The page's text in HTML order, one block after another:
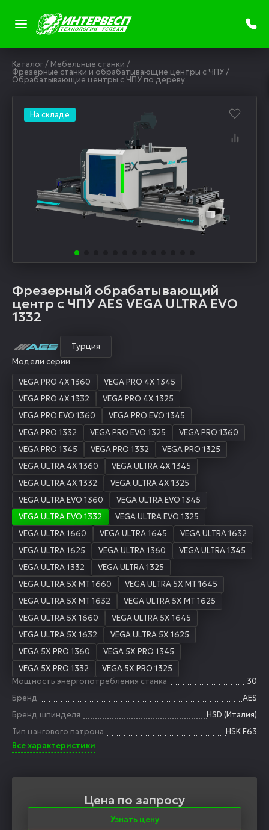
Каталог/ Мебельные станки /
Фрезерные станки и обрабатывающие центры с ЧПУ/
Обрабатывающие центры с ЧПУ по дереву
На складе
Фрезерный обрабатывающий
центр с ЧПУ AES VEGA ULTRA EVO
1332
Турция
Модели серии
VEGA PRO 4X 1360
VEGA PRO 4X 1345
VEGA PRO 4X 1332
VEGA PRO 4X 1325
VEGA PRO EVO 1360
VEGA PRO EVO 1345
VEGA PRO 1332
VEGA PRO EVO 1325
VEGA PRO 1360
VEGA PRO 1345
VEGA PRO 1332
VEGA PRO 1325
VEGA ULTRA 4X 1360
VEGA ULTRA 4X 1345
VEGA ULTRA 4X 1332
VEGA ULTRA 4X 1325
VEGA ULTRA EVO 1360
VEGA ULTRA EVO 1345
VEGA ULTRA EVO 1332
VEGA ULTRA EVO 1325
VEGA ULTRA 1660
VEGA ULTRA 1645
VEGA ULTRA 1632
VEGA ULTRA 1625
VEGA ULTRA 1360
VEGA ULTRA 1345
VEGA ULTRA 1332
VEGA ULTRA 1325
VEGA ULTRA 5X MT 1660
VEGA ULTRA 5X MT 1645
VEGA ULTRA 5X MT 1632
VEGA ULTRA 5X MT 1625
VEGA ULTRA 5X 1660
VEGA ULTRA 5X 1645
VEGA ULTRA 5X 1632
VEGA ULTRA 5X 1625
VEGA 5X PRO 1360
VEGA 5X PRO 1345
VEGA 5X PRO 1332
VEGA 5X PRO 1325
Мощность энергопотребления станка
30
Бренд
AES
Бренд шпинделя
HSD (Италия)
Тип цангового патрона
HSK F63
Все характеристики
Цена по запросу
Узнать цену